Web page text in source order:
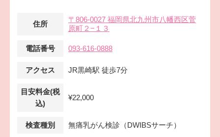
住所
〒806-0027 福岡県北九州市八幡西区菅
原町２−１３
電話番号 093-616-0888
アクセス JR黒崎駅 徒歩7分
目安料金(税
込)
¥22,000
検査種別 無痛乳がん検診（DWIBSサーチ）